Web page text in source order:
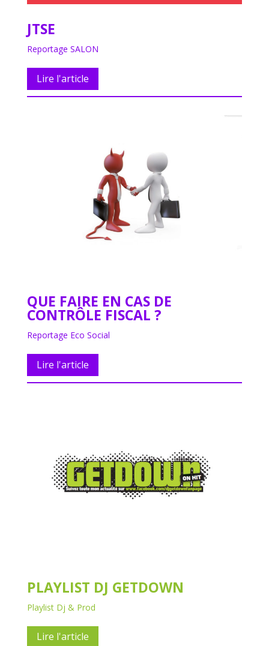
JTSE
Reportage SALON
Lire l'article
QUE FAIRE EN CAS DE
CONTRÔLE FISCAL ?
Reportage Eco Social
Lire l'article
PLAYLIST DJ GETDOWN
Playlist Dj & Prod
Lire l'article